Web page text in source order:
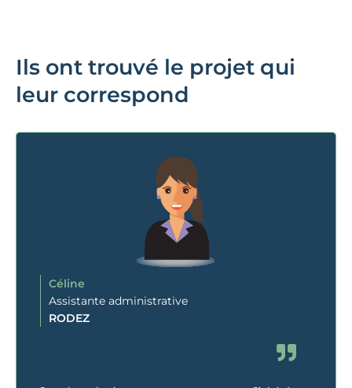
Ils ont trouvé le projet qui
leur correspond
Céline
Assistante administrative
RODEZ